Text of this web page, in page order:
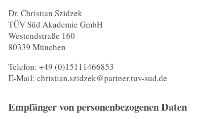
Dr. Christian Szidzek
TÜV Süd Akademie GmbH
Westendstraße 160
80339 München
Telefon: +49 (0)15111466853
E-Mail: christian.szidzek@partner.tuv-sud.de
Empfänger von personenbezogenen Daten